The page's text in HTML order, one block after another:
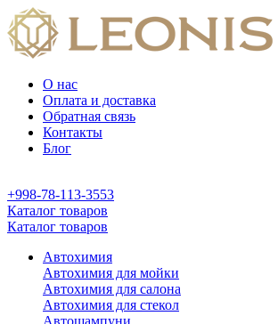
О нас
Оплата и доставка
Обратная связь
Контакты
Блог
+998-78-113-3553
Каталог товаров
Каталог товаров
Автохимия
Автохимия для мойки
Автохимия для салона
Автохимия для стекол
Автошампуни